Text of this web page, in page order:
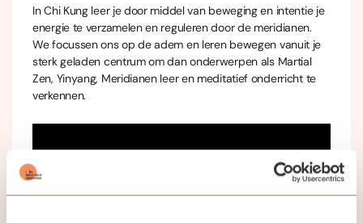
In Chi Kung leer je door middel van beweging en intentie je
energie te verzamelen en reguleren door de meridianen.
We focussen ons op de adem en leren bewegen vanuit je
sterk geladen centrum om dan onderwerpen als Martial
Zen, Yinyang, Meridianen leer en meditatief onderricht te
verkennen.